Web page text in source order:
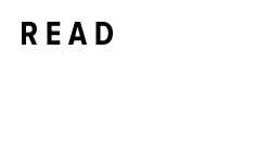
Inhalt